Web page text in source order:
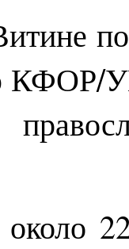
КФОР/